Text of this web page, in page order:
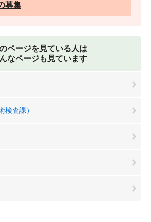
募集
ページを見ている人は
なページも見ています
検査課）